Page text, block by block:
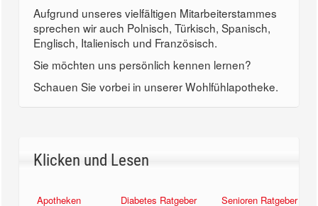
Aufgrund unseres vielfältigen Mitarbeiterstammes
sprechen wir auch Polnisch, Türkisch, Spanisch,
Englisch, Italienisch und Französisch.
Sie möchten uns persönlich kennen lernen?
Schauen Sie vorbei in unserer Wohlfühlapotheke.
Klicken und Lesen
Apotheken
Diabetes Ratgeber Senioren Ratgeber